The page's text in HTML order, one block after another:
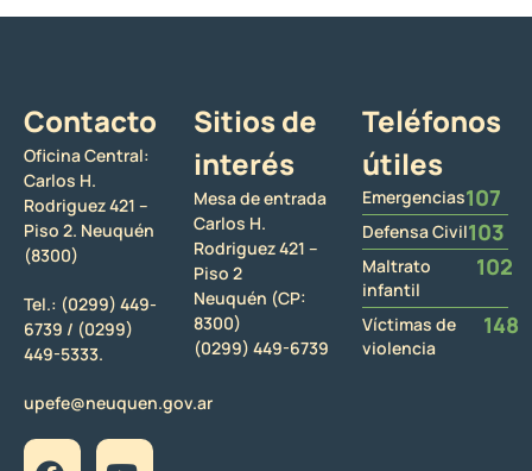
Contacto
Oficina Central:
Carlos H.
Rodriguez 421 –
Piso 2. Neuquén
(8300)
Tel.: (0299) 449-
6739 / (0299)
449-5333.
upefe@neuquen.gov.ar
Sitios de
interés
Mesa de entrada
Carlos H.
Rodriguez 421 –
Piso 2
Neuquén (CP:
8300)
(0299) 449-6739
Teléfonos
útiles
Emergencias107
Defensa Civil103
Maltrato
infantil
102
Víctimas de
violencia
148